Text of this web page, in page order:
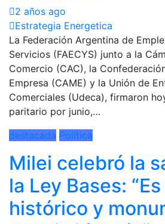
2 años ago
Estrategia Energetica
La Federación Argentina de
Servicios (FAECYS) junto a la
Comercio (CAC), la
Empresa (CAME) y la Unión de
Comerciales (Udeca), firmaron
paritario por junio,…
destacada Política
Milei celebró la
la Ley Bases:
histórico y